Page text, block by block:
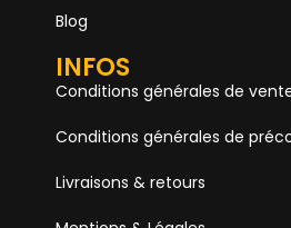
Blog
INFOS
Conditions générales de
Conditions générales de
Livraisons & retours